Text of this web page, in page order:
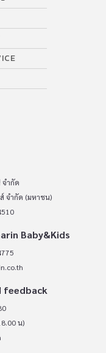
จำกัด
จำกัด (มหาชน)
Baby&Kids
feedback
น)